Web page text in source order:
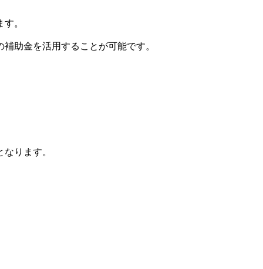
。
助金を活用することが可能です。
なります。